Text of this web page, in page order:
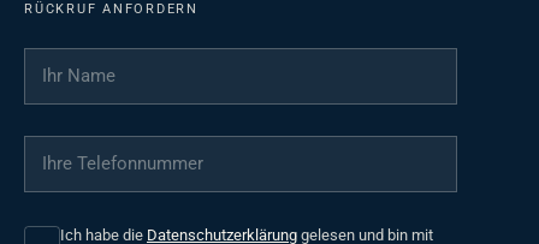
RÜCKRUF ANFORDERN
Ihr Name
Ihre Telefonnummer
Ich habe die Datenschutzerklärung gelesen und bin mit